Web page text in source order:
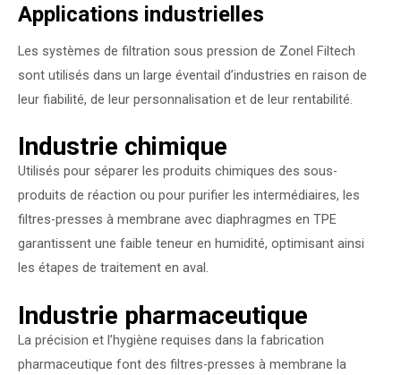
Applications industrielles
Les systèmes de filtration sous pression de Zonel Filtech
sont utilisés dans un large éventail d’industries en raison de
leur fiabilité, de leur personnalisation et de leur rentabilité.
Industrie chimique
Utilisés pour séparer les produits chimiques des sous-
produits de réaction ou pour purifier les intermédiaires, les
filtres-presses à membrane avec diaphragmes en TPE
garantissent une faible teneur en humidité, optimisant ainsi
les étapes de traitement en aval.
Industrie pharmaceutique
La précision et l’hygiène requises dans la fabrication
pharmaceutique font des filtres-presses à membrane la